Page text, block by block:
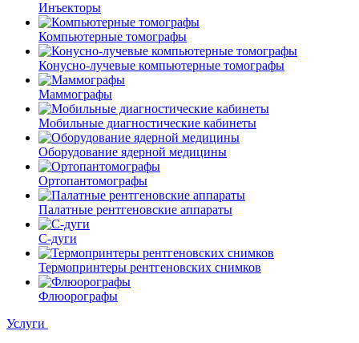
Инъекторы
Компьютерные томографы
Конусно-лучевые компьютерные томографы
Маммографы
Мобильные диагностические кабинеты
Оборудование ядерной медицины
Ортопантомографы
Палатные рентгеновские аппараты
С-дуги
Термопринтеры рентгеновских снимков
Флюорографы
Услуги